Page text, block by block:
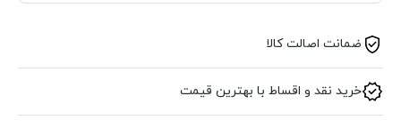
ضمانت اصالت کالا
خرید نقد و اقساط با بهترین قیمت